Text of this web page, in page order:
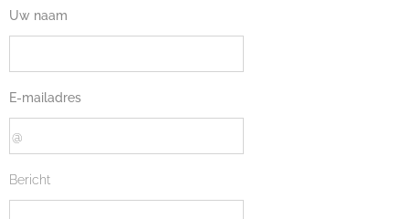
Uw naam
E-mailadres
Bericht